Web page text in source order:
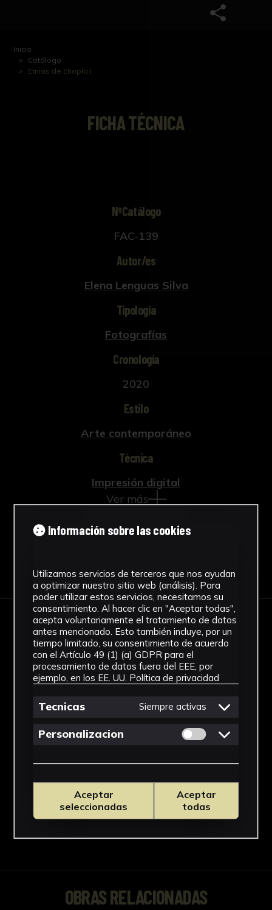
Inicio
Catálogo
Etnias de Etiopía I
FICHA TÉCNICA
NºCatálogo
FAC-139
Autor/es
Elena Lenguas Silva
Tipología
Fotografías
Cronología
2020
Estilo
Arte contemporáneo
Técnica
Impresión digital
Ver más
IMÁGENES
OBRAS RELACIONADAS
Información sobre las cookies
Utilizamos servicios de terceros que nos ayudan
a optimizar nuestro sitio web (análisis). Para
poder utilizar estos servicios, necesitamos su
consentimiento. Al hacer clic en "Aceptar todas",
acepta voluntariamente el tratamiento de datos
antes mencionado. Esto también incluye, por un
tiempo limitado, su consentimiento de acuerdo
con el Artículo 49 (1) (a) GDPR para el
procesamiento de datos fuera del EEE, por
ejemplo, en los EE. UU. Política de privacidad
Tecnicas Siempre activas
Personalizacion Permitir cookies
Aceptar
seleccionadas
Aceptar
todas